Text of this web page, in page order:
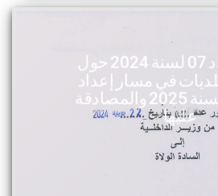
منشور عدد 07 لسنة 2024 حول
في مسار إعداد
ميزانياتها لسنة 2025 والمصادقة
عليها